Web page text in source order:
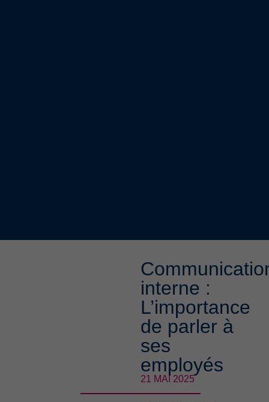
interne :
L’importance
de parler à
ses
employés
21 MAI 2025